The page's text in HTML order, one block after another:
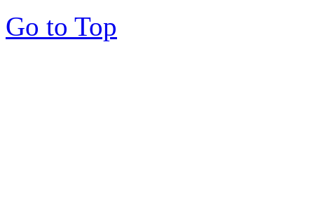
Go to Top